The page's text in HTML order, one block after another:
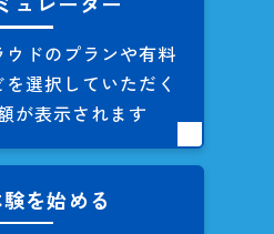
ドのプランや有料
選択していただく
が表示されます
を始める